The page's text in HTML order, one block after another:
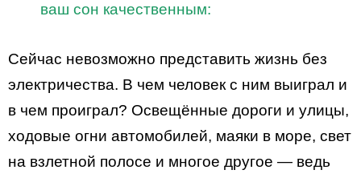
ваш сон качественным:
Сейчас невозможно представить жизнь без
электричества. В чем человек с ним выиграл и
в чем проиграл? Освещённые дороги и улицы,
ходовые огни автомобилей, маяки в море, свет
на взлетной полосе и многое другое — ведь